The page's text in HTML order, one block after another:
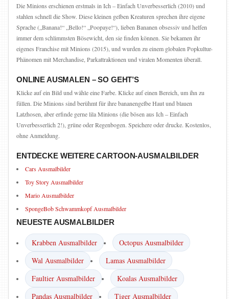
Die Minions erschienen erstmals in Ich – Einfach Unverbesserlich (2010) und
stahlen schnell die Show. Diese kleinen gelben Kreaturen sprechen ihre eigene
Sprache („Banana!“ „Bello!“ „Poopaye!“), lieben Bananen obsessiv und helfen
immer dem schlimmsten Bösewicht, den sie finden können. Sie bekamen ihr
eigenes Franchise mit Minions (2015), und wurden zu einem globalen Popkultur-
Phänomen mit Merchandise, Parkattraktionen und viralen Momenten überall.
ONLINE AUSMALEN – SO GEHT’S
Klicke auf ein Bild und wähle eine Farbe. Klicke auf einen Bereich, um ihn zu
füllen. Die Minions sind berühmt für ihre bananengelbe Haut und blauen
Latzhosen, aber erfinde gerne lila Minions (die bösen aus Ich – Einfach
Unverbesserlich 2!), grüne oder Regenbogen. Speichere oder drucke. Kostenlos,
ohne Anmeldung.
ENTDECKE WEITERE CARTOON-AUSMALBILDER
Cars Ausmalbilder
Toy Story Ausmalbilder
Mario Ausmalbilder
SpongeBob Schwammkopf Ausmalbilder
NEUESTE AUSMALBILDER
Krabben Ausmalbilder
Octopus Ausmalbilder
Wal Ausmalbilder
Lamas Ausmalbilder
Faultier Ausmalbilder
Koalas Ausmalbilder
Pandas Ausmalbilder
Tiger Ausmalbilder